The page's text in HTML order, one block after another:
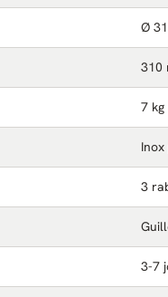
Ø
310
7 kg
3
3-7